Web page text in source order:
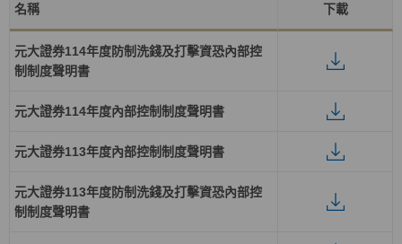
名稱 下載
元大證券114年度防制洗錢及打擊資恐內部控
制制度聲明書
元大證券114年度內部控制制度聲明書
元大證券113年度內部控制制度聲明書
元大證券113年度防制洗錢及打擊資恐內部控
制制度聲明書